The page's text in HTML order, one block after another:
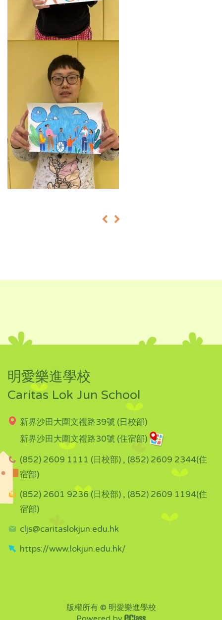
« »
明愛樂進學校
Caritas Lok Jun School
新界沙田大圍文禮路39號 (日校部)
新界沙田大圍文禮路30號 (住宿部)
(852) 2609 1111 (日校部) , (852) 2609 2344(住
宿部)
(852) 2601 9236 (日校部) , (852) 2609 1194(住
宿部)
cljs@caritaslokjun.edu.hk
https://www.lokjun.edu.hk/
版權所有 © 明愛樂進學校